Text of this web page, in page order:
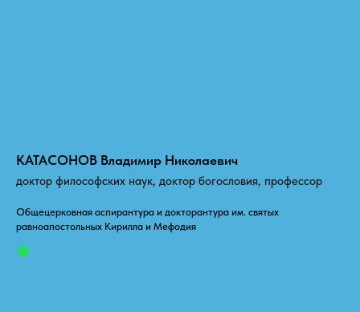
КАТАСОНОВ Владимир Николаевич
доктор философских наук, доктор богословия, профессор
Общецерковная аспирантура и докторантура им. святых
равноапостольных Кирилла и Мефодия